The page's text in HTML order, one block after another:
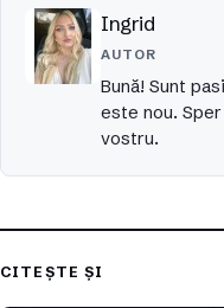
Ingrid
AUTOR
Bună! Sunt
este nou.
vostru.
CITEȘTE ȘI